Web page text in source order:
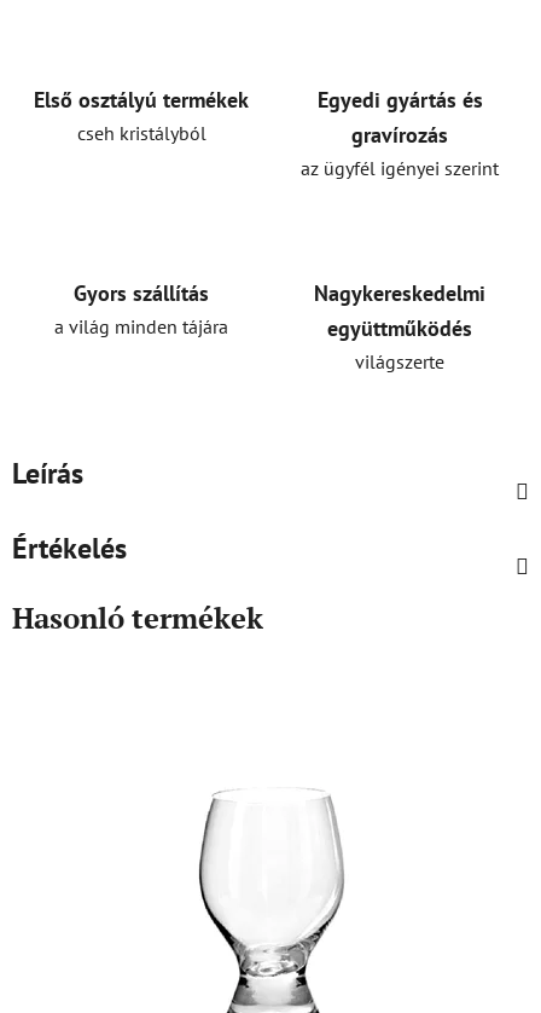
Első osztályú termékek
cseh kristályból
Egyedi gyártás és
gravírozás
az ügyfél igényei szerint
Gyors szállítás
a világ minden tájára
Nagykereskedelmi
együttműködés
világszerte
Leírás
Értékelés
Hasonló termékek